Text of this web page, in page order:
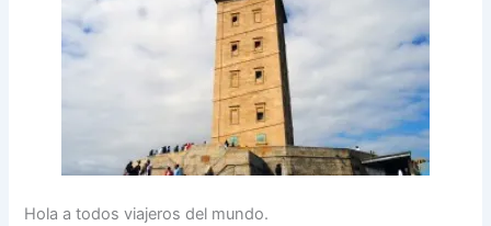
Hola a todos viajeros del mundo.